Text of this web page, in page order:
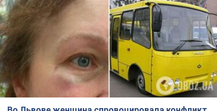
Во Львове женщина спровоцировала конфликт,
разговаривая на русском языке в маршрутке:
полиция составила административный
протокол. Видео
На место происшествия прибыли патрульные полицейские и
следственно-оперативная группа
6,9 т.
Сколько баллистических ракет